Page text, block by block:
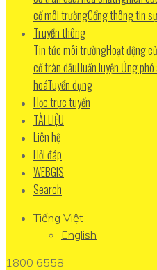
cố môi trườngCổng thông tin
Truyền thông
Tin tức môi trườngHoạt động
cố tràn dầuHuấn luyện Ứng
hoáTuyển dụng
Học trực tuyến
TÀI LIỆU
Liên hệ
Hỏi đáp
WEBGIS
Search
Tiếng Việt
English
1800 6558